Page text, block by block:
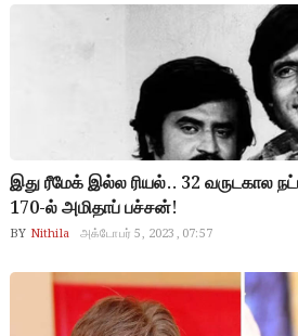
Kalki 2898AD
இது ரீமேக் இல்ல ரியல்.. 32 வருடகால
170-ல் அமிதாப் பச்சன்!
BY Nithila அக்டோபர் 5, 2023, 07:57